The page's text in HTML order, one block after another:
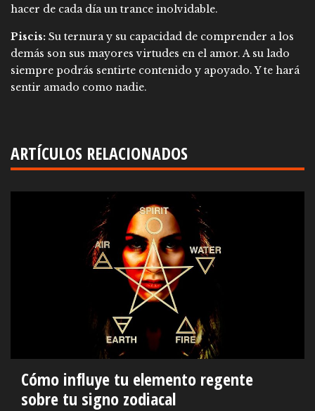
hacer de cada día un trance inolvidable.
Piscis: Su ternura y su capacidad de comprender a los
demás son sus mayores virtudes en el amor. A su lado
siempre podrás sentirte contenido y apoyado. Y te hará
sentir amado como nadie.
ARTÍCULOS RELACIONADOS
Cómo influye tu elemento regente
sobre tu signo zodiacal